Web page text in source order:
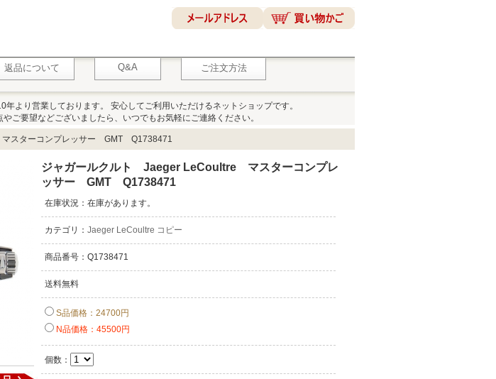
返品について Q&A ご注文方法
年より営業しております。 安心してご利用いただけるネットショップです。
やご要望などございましたら、いつでもお気軽にご連絡ください。
スターコンプレッサー GMT Q1738471
ジャガールクルト Jaeger LeCoultre マスターコンプレ
ッサー GMT Q1738471
在庫状況：在庫があります。
カテゴリ： Jaeger LeCoultre コピー
商品番号：Q1738471
送料無料
S品価格：24700円
N品価格：45500円
個数：